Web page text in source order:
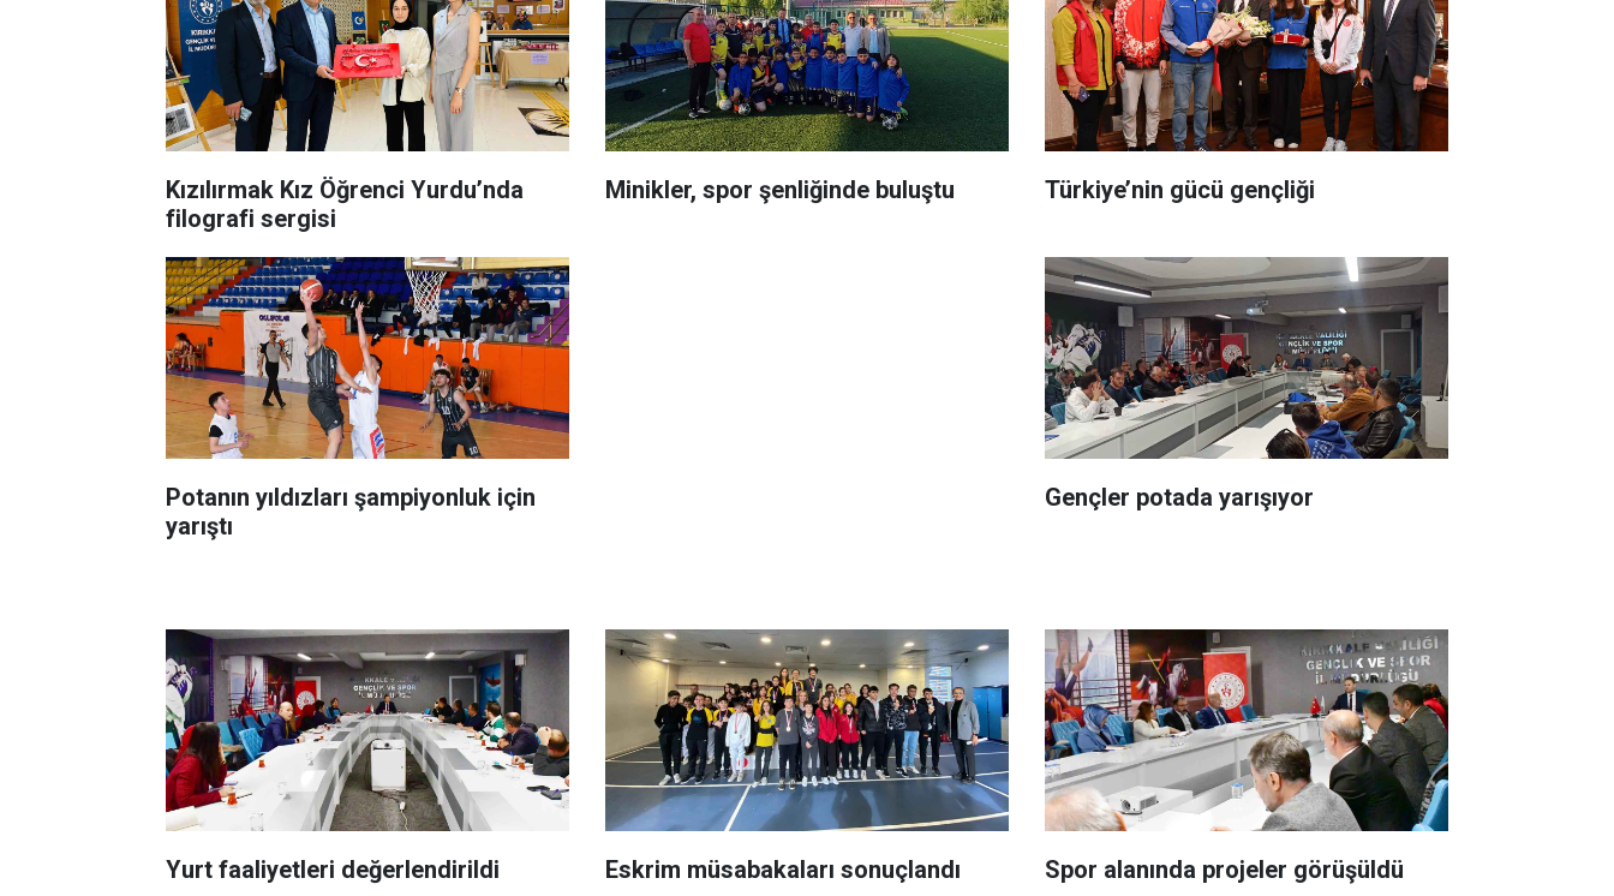
Kızılırmak Kız Öğrenci Yurdu’nda
filografi sergisi
Minikler, spor şenliğinde buluştu Türkiye’nin gücü gençliği
Potanın yıldızları şampiyonluk için
yarıştı
Gençler potada yarışıyor
Yurt faaliyetleri değerlendirildi Eskrim müsabakaları sonuçlandı Spor alanında projeler görüşüldü